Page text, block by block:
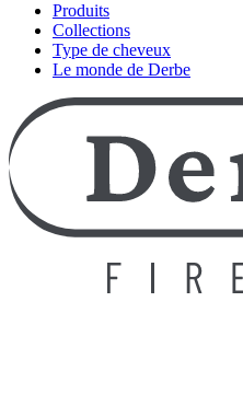
Produits
Collections
Type de cheveux
Le monde de Derbe